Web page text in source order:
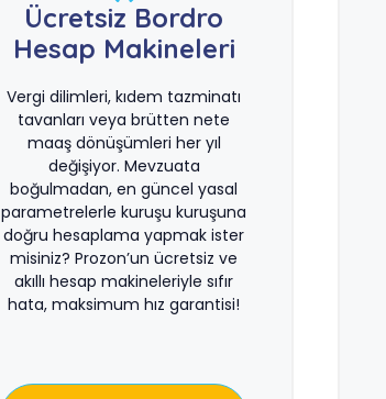
Ücretsiz Bordro
Hesap Makineleri
Vergi dilimleri, kıdem tazminatı
tavanları veya brütten nete
maaş dönüşümleri her yıl
değişiyor. Mevzuata
boğulmadan, en güncel yasal
parametrelerle kuruşu kuruşuna
doğru hesaplama yapmak ister
misiniz? Prozon’un ücretsiz ve
akıllı hesap makineleriyle sıfır
hata, maksimum hız garantisi!